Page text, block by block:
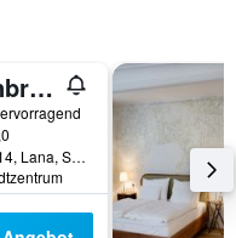
Im Tiefenbrunn
St. Agathaweg 14, Lana, Südtirol, Italien